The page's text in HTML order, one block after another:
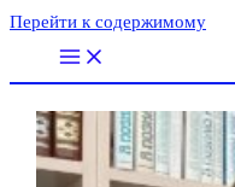
Перейти к содержимому